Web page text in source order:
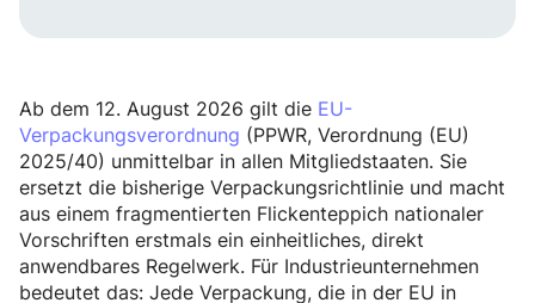
Ab dem 12. August 2026 gilt die EU-
Verpackungsverordnung (PPWR, Verordnung (EU)
2025/40) unmittelbar in allen Mitgliedstaaten. Sie
ersetzt die bisherige Verpackungsrichtlinie und macht
aus einem fragmentierten Flickenteppich nationaler
Vorschriften erstmals ein einheitliches, direkt
anwendbares Regelwerk. Für Industrieunternehmen
bedeutet das: Jede Verpackung, die in der EU in